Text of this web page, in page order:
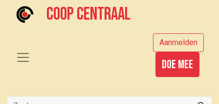
Coop centraal
Aanmelden
Doe mee